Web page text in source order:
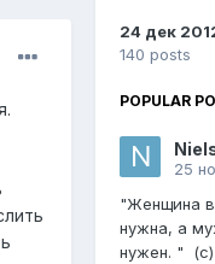
24 дек
140 posts
POPULAR
25
"Женщина
нужна, а
нужен. " (с)